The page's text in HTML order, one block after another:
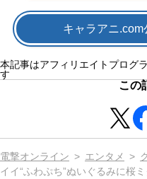
キャラアニ
本記事はアフィリエイトプログ
す
この
電撃オンライン エンタメ
イイ“ふわぷち”ぬいぐるみに桜